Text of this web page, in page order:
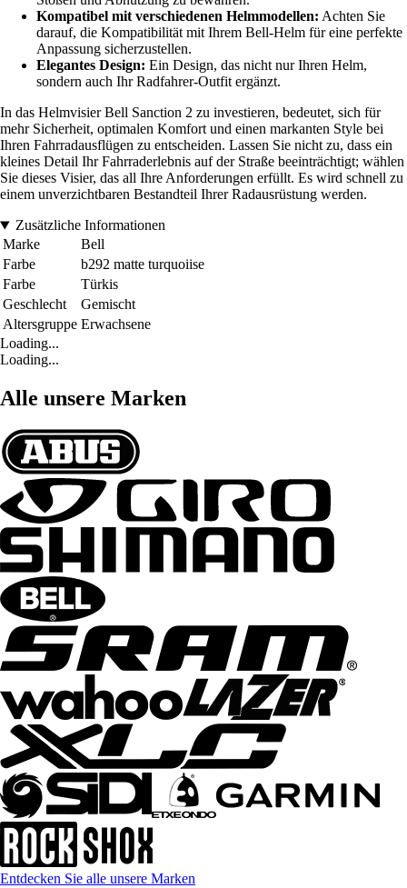
Kompatibel mit verschiedenen Helmmodellen: Achten Sie
darauf, die Kompatibilität mit Ihrem Bell-Helm für eine perfekte
Anpassung sicherzustellen.
Elegantes Design: Ein Design, das nicht nur Ihren Helm,
sondern auch Ihr Radfahrer-Outfit ergänzt.
In das Helmvisier Bell Sanction 2 zu investieren, bedeutet, sich für
mehr Sicherheit, optimalen Komfort und einen markanten Style bei
Ihren Fahrradausflügen zu entscheiden. Lassen Sie nicht zu, dass ein
kleines Detail Ihr Fahrraderlebnis auf der Straße beeinträchtigt; wählen
Sie dieses Visier, das all Ihre Anforderungen erfüllt. Es wird schnell zu
einem unverzichtbaren Bestandteil Ihrer Radausrüstung werden.
Zusätzliche Informationen
Marke
Bell
Farbe
b292 matte turquoiise
Farbe
Türkis
Geschlecht
Gemischt
Altersgruppe Erwachsene
Loading...
Loading...
Alle unsere Marken
Entdecken Sie alle unsere Marken